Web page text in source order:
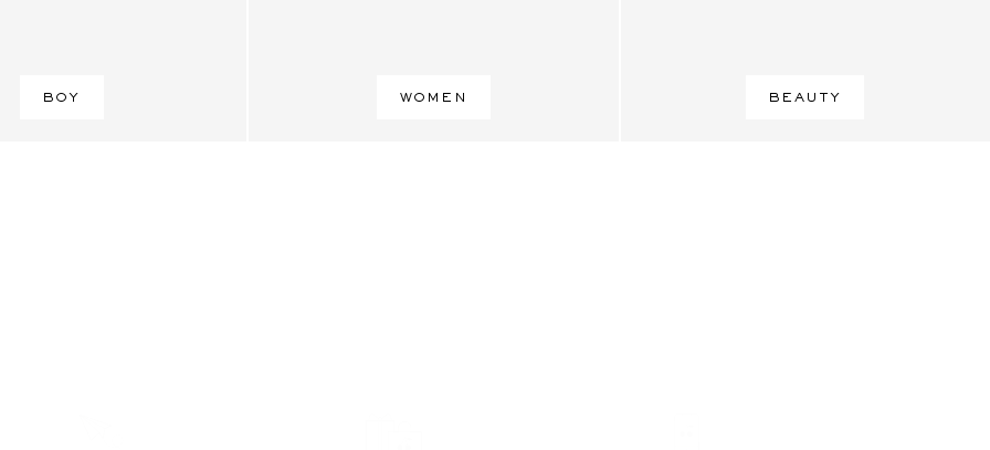
BOY WOMEN BEAUTY